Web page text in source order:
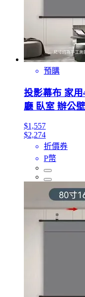
預購
投影幕布 家
廳 臥室 辦公
$1,557
$2,274
折價券
P幣